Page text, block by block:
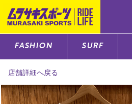
CATEGORY
FASHION SURF
店舗詳細へ戻る